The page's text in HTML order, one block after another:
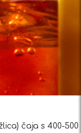
čaja s 400-500